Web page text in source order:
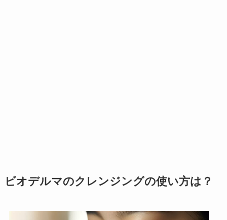
ビオデルマのクレンジングの使い方は？